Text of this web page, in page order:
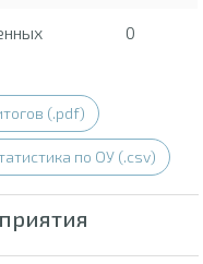
0
(.pdf)
по ОУ (.csv)